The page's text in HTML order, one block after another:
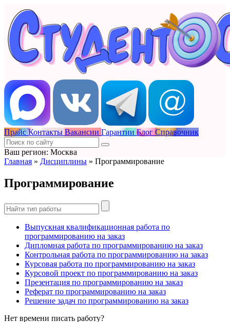
Прайс Контакты Вакансии Гарантии Блог Справочник
Ваш регион: Москва
Главная » Дисциплины » Программирование
Программирование
Выпускная квалификационная работа по
программированию на заказ
Дипломная работа по программированию на заказ
Контрольная работа по программированию на заказ
Курсовая работа по программированию на заказ
Курсовой проект по программированию на заказ
Презентация по программированию на заказ
Реферат по программированию на заказ
Решение задач по программированию на заказ
Нет времени писать работу?